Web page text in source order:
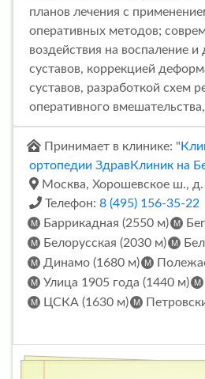
планов лечения с
оперативных методов;
воздействия на воспаление
суставов, коррекцией
суставов, разработкой схем
оперативного
Принимает в клинике: "
ортопедии ЗдравКлиник на
Москва, Хорошевское ш., д.
Телефон: 8 (495) 156-35-22
Баррикадная (2550 м)
Белорусская (2030 м)
Динамо (1680 м)
Улица 1905 года (1440 м)
ЦСКА (1630 м)